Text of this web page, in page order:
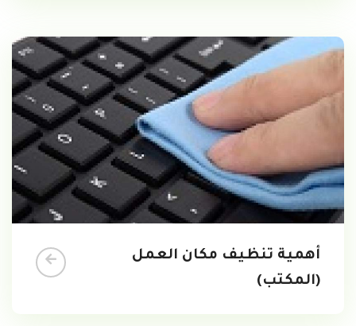
أهمية تنظيف مكان العمل
(المكتب)